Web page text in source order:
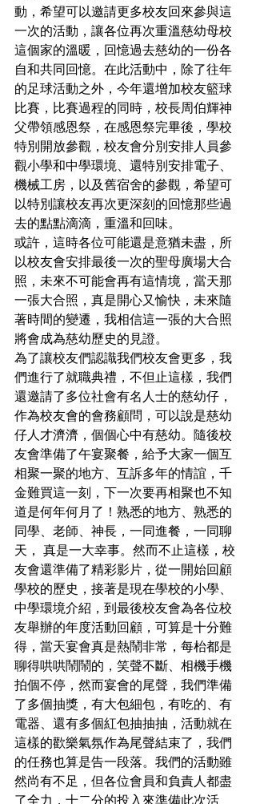
動，希望可以邀請更多校友回來參與這
一次的活動，讓各位再次重溫慈幼母校
這個家的溫暖，回憶過去慈幼的一份各
自和共同回憶。在此活動中，除了往年
的足球活動之外，今年還增加校友籃球
比賽，比賽過程的同時，校長周伯輝神
父帶領感恩祭，在感恩祭完畢後，學校
特別開放參觀，校友會分別安排人員參
觀小學和中學環境、還特別安排電子、
機械工房，以及舊宿舍的參觀，希望可
以特別讓校友再次更深刻的回憶那些過
去的點點滴滴，重溫和回味。
或許，這時各位可能還是意猶未盡，所
以校友會安排最後一次的聖母廣場大合
照，未來不可能會再有這情境，當天那
一張大合照，真是開心又愉快，未來隨
著時間的變遷，我相信這一張的大合照
將會成為慈幼歷史的見證。
為了讓校友們認識我們校友會更多，我
們進行了就職典禮，不但止這樣，我們
還邀請了多位社會有名人士的慈幼仔，
作為校友會的會務顧問，可以說是慈幼
仔人才濟濟，個個心中有慈幼。隨後校
友會準備了午宴聚餐，給予大家一個互
相聚一聚的地方、互訴多年的情誼，千
金難買這一刻，下一次要再相聚也不知
道是何年何月了！熟悉的地方、熟悉的
同學、老師、神長，一同進餐，一同聊
天， 真是一大幸事。然而不止這樣，校
友會還準備了精彩影片，從一開始回顧
學校的歷史，接著是現在學校的小學、
中學環境介紹，到最後校友會為各位校
友舉辦的年度活動回顧，可算是十分難
得，當天宴會真是熱鬧非常，每枱都是
聊得哄哄鬧鬧的，笑聲不斷、相機手機
拍個不停，然而宴會的尾聲，我們準備
了多個抽獎，有大包細包，有吃的、有
電器、還有多個紅包抽抽抽，活動就在
這樣的歡樂氣氛作為尾聲結束了，我們
的任務也算是告一段落。我們的活動雖
然尚有不足，但各位會員和負責人都盡
了全力，十二分的投入來準備此次活